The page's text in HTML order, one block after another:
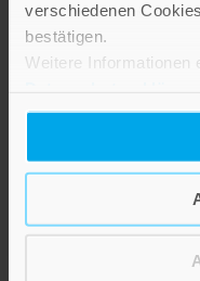
verschiedenen
bestätigen.
Weitere Informationen
Ein Leuchten in der